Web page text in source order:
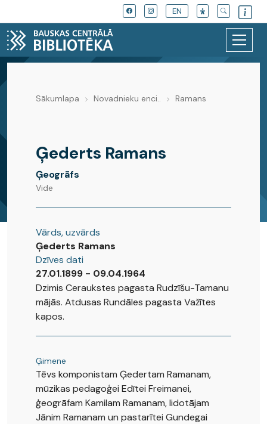
EN
Novadnieku enciklopēdija
Sākumlapa Novadnieku enci.. Ramans
Ģederts Ramans
Ģeogrāfs
Vide
Vārds, uzvārds
Ģederts Ramans
Dzīves dati
27.01.1899 - 09.04.1964
Dzimis Ceraukstes pagasta Rudzīšu-Tamanu
mājās. Atdusas Rundāles pagasta Važītes
kapos.
Ģimene
Tēvs komponistam Ģedertam Ramanam,
mūzikas pedagoģei Edītei Freimanei,
ģeogrāfam Kamilam Ramanam, lidotājam
Jānim Ramanam un pastarītei Gundegai